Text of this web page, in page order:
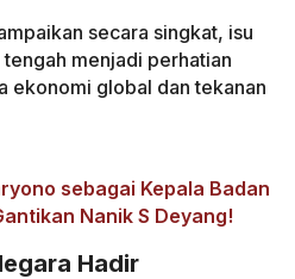
secara singkat, isu
menjadi perhatian
ekonomi global dan tekanan
sebagai Kepala Badan
Nanik S Deyang!
Hadir